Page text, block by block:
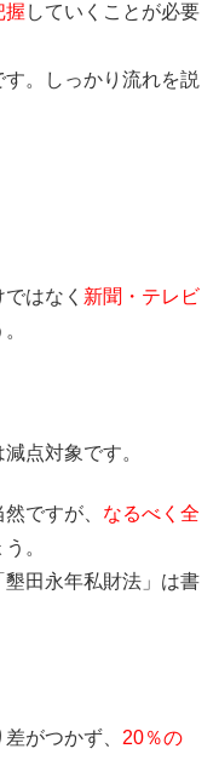
握 していくことが必要
す。しっかり流れを説
はなく 新聞・テレビ
点対象です。
ですが、 なるべく全
。
田永年私財法」は書
がつかず、 20％の